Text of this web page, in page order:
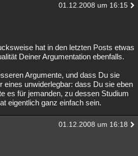
01.12.2008 um 16:15
hat in den letzten Posts etwas
Deiner Argumentation ebenfalls.
Argumente, und dass Du sie
eines unwiderlegbar: dass Du sie eben
es für jemanden, zu dessen Studium
eigentlich ganz einfach sein.
01.12.2008 um 16:18